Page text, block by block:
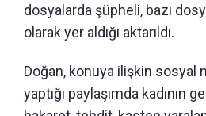
dosyalarda şüpheli, bazı
olarak yer aldığı aktarıldı.
Doğan, konuya ilişkin sosyal
yaptığı paylaşımda kadının